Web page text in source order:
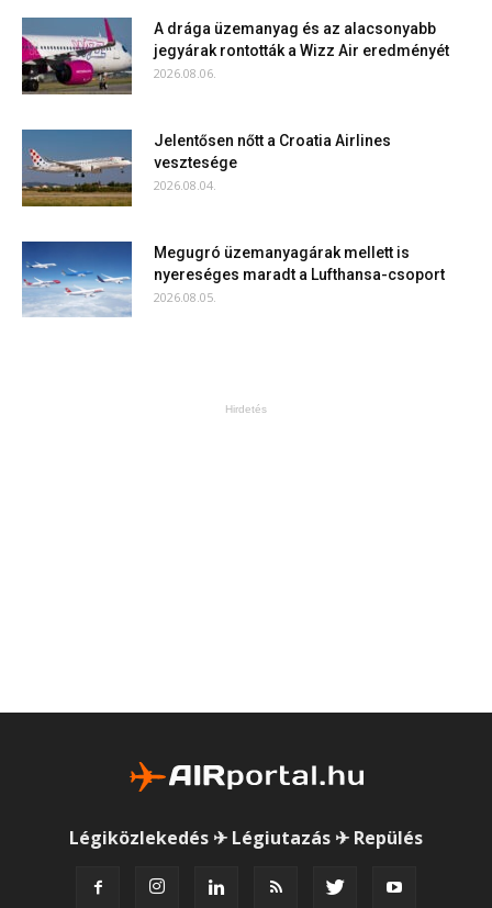
A drága üzemanyag és az alacsonyabb
jegyárak rontották a Wizz Air eredményét
2026.08.06.
Jelentősen nőtt a Croatia Airlines
vesztesége
2026.08.04.
Megugró üzemanyagárak mellett is
nyereséges maradt a Lufthansa-csoport
2026.08.05.
Hirdetés
Légiközlekedés ✈ Légiutazás ✈ Repülés